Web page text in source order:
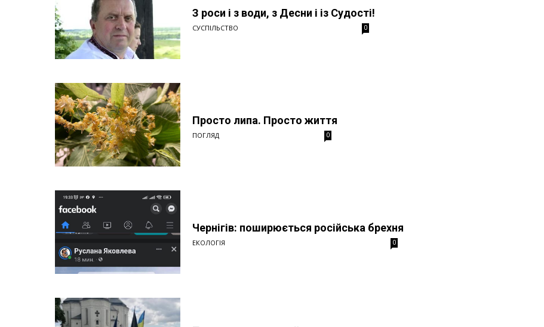
З роси і з води, з Десни і із Судості!
СУСПІЛЬСТВО 0
Просто липа. Просто життя
ПОГЛЯД 0
Чернігів: поширюється російська брехня
ЕКОЛОГІЯ 0